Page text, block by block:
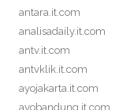
antara.it.com
analisadaily.it.com
antv.it.com
antvklik.it.com
ayojakarta.it.com
ayobandung.it.com